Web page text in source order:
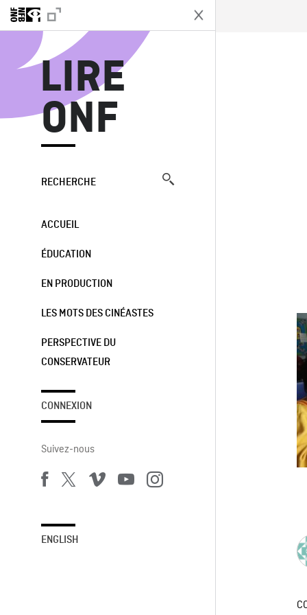
LIRE
ONF
RECHERCHE
ACCUEIL
ÉDUCATION
EN PRODUCTION
LES MOTS DES CINÉASTES
PERSPECTIVE DU
CONSERVATEUR
CONNEXION
Suivez-nous
ENGLISH